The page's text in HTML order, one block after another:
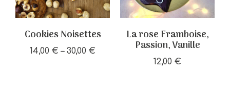
Cookies Noisettes
14,00 € – 30,00 €
La rose Framboise,
Passion, Vanille
12,00 €